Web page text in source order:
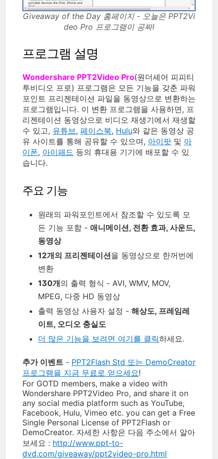
Giveaway of the Day 홈페이지 - 오늘은 PPT2Vi
deo Pro 프로그램이 공짜!
프로그램 설명
Wondershare PPT2Video Pro(원더셰어 피피티
투비디오 프로) 프로그램은 모든 기능을 갖춘 파워
포인트 프리젠테이션 파일을 동영상으로 변환하는
프로그램입니다. 이 변환 프로그램을 사용하면, 프
리젠테이션 동영상으로 비디오 재생기에서 재생할
수 있고, 유튜브 , 페이스북, Hulu와 같은 동영상 공
유 사이트를 통해 공유할 수 있으며, 아이팟 및 아
이폰, 아이패드 등의 휴대용 기기에 배포할 수 있
습니다.
주요 기능
원래의 파워포인트에서 참조할 수 있도록 모
든 기능 포함 - 애니메이션, 전환 효과, 사운드,
동영상
12개의 프리젠테이션을 동영상으로 한꺼번에
변환
130개의 출력 형식 - AVI, WMV, MOV,
MPEG, 다중 HD 동영상
출력 동영상 사용자 설정 - 해상도, 프레임레
이트, 오디오 충실도
더 많은 기능을 보려면 여기를 클릭하세요.
추가 이벤트 - PPT2Flash Std 또는 DemoCreator
프로그램을 지금 무료로 얻으세요!
For GOTD members, make a video with
Wondershare PPT2Video Pro, and share it on
any social media platform such as YouTube,
Facebook, Hulu, Vimeo etc. you can get a Free
Single Personal License of PPT2Flash or
DemoCreator. 자세한 사항은 다음 주소에서 알아
보세요 : http://www.ppt-to-
dvd.com/giveaway/ppt2video-pro.html